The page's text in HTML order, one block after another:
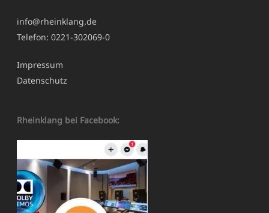
info@rheinklang.de
Telefon: 0221-302069-0
Impressum
Datenschutz
Rheinklang bei Facebook: